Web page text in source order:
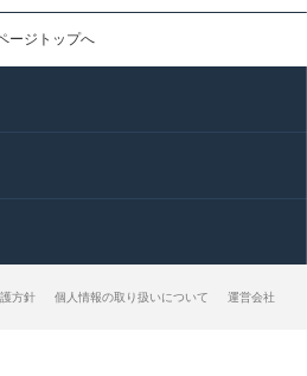
ージトップへ
方針 個人情報の取り扱いについて 運営会社